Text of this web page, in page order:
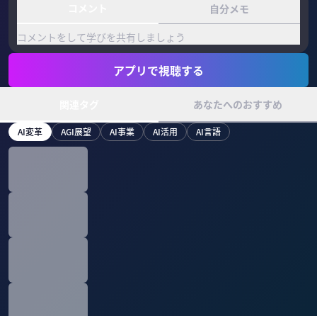
自分メモ
コメントをして学びを共有しましょう
アプリで視聴する
あなたへのおすすめ
AI変革 AGI展望 AI事業 AI活用 AI言語